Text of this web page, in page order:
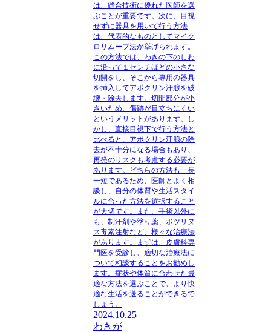
は、縫合技術に優れた医師を選
ぶことが重要です。次に、目視
せずに器具を用いて行う方法
は、代表的なものとしてマイク
ロリムーブ法が挙げられます。
この方法では、わきの下のしわ
に沿って１センチほどの小さな
切開をし、そこから専用の器具
を挿入してアポクリン汗腺を破
壊・除去します。切開部分が小
さいため、傷跡が目立ちにくい
というメリットがあります。し
かし、直接目視下で行う方法と
比べると、アポクリン汗腺の除
去が不十分になる場合もあり、
再発のリスクも考慮する必要が
あります。どちらの方法も一長
一短であるため、医師とよく相
談し、自分の体質や生活スタイ
ルに合った方法を選択すること
が大切です。また、手術以外に
も、制汗剤や塗り薬、ボツリヌ
ス毒素注射など、様々な治療法
があります。まずは、皮膚科専
門医を受診し、適切な治療法に
ついて相談することをお勧めし
ます。症状や体質に合わせた最
適な方法を選ぶことで、より快
適な生活を送ることができるで
しょう。
2024.10.25
わきが